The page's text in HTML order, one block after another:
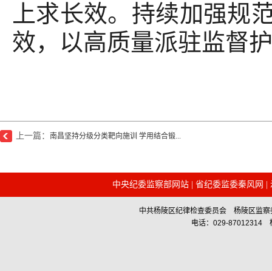
上求长效。持续加强规
效，以高质量派驻监督
上一篇： 南昌坚持分级分类靶向施训 学用结合锻...
中央纪委监察部网站| 省纪委监委秦风网
中共杨陵区纪律检查委员会 杨陵区监
电话：029-87012314